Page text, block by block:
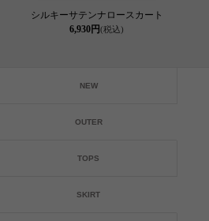
シルキーサテンナロースカート
6,930円(税込)
NEW
OUTER
TOPS
SKIRT